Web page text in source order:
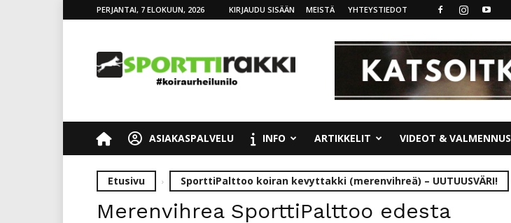
PERJANTAI, 7 ELOKUUN, 2026 KIRJAUDU SISÄÄN MEISTÄ YHTEYSTIEDOT
ASIAKASPALVELU INFO ARTIKKELIT VIDEOT & VALMENNUS
Etusivu SporttiPalttoo koiran kevyttakki (merenvihreä) – UUTUUSVÄRI!
Merenvihrea SporttiPalttoo edesta